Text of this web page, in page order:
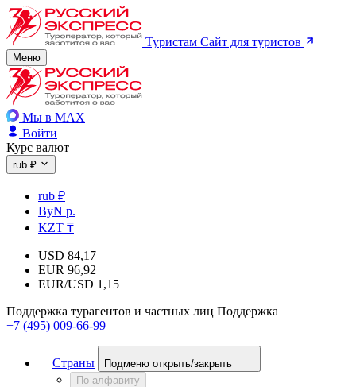
Туристам Сайт для туристов
Меню
Мы в MAX
Войти
Курс валют
rub ₽
rub ₽
ByN р.
KZT ₸
USD 84,17
EUR 96,92
EUR/USD 1,15
Поддержка турагентов и частных лиц Поддержка
+7 (495) 009-66-99
Страны
Подменю открыть/закрыть
По алфавиту